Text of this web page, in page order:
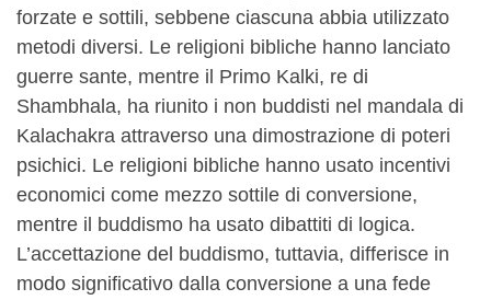
forzate e sottili, sebbene ciascuna abbia utilizzato
metodi diversi. Le religioni bibliche hanno lanciato
guerre sante, mentre il Primo Kalki, re di
Shambhala, ha riunito i non buddisti nel mandala di
Kalachakra attraverso una dimostrazione di poteri
psichici. Le religioni bibliche hanno usato incentivi
economici come mezzo sottile di conversione,
mentre il buddismo ha usato dibattiti di logica.
L’accettazione del buddismo, tuttavia, differisce in
modo significativo dalla conversione a una fede